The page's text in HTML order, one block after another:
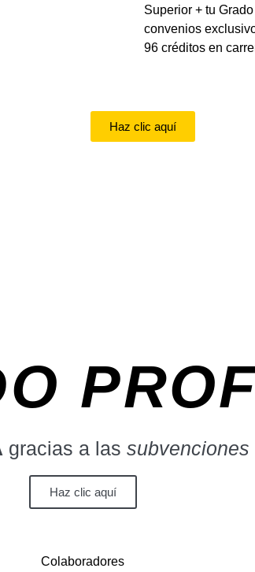
Superior + tu
convenios
96 créditos en
Haz clic aquí
gracias a las subvenciones
Haz clic aquí
Colaboradores